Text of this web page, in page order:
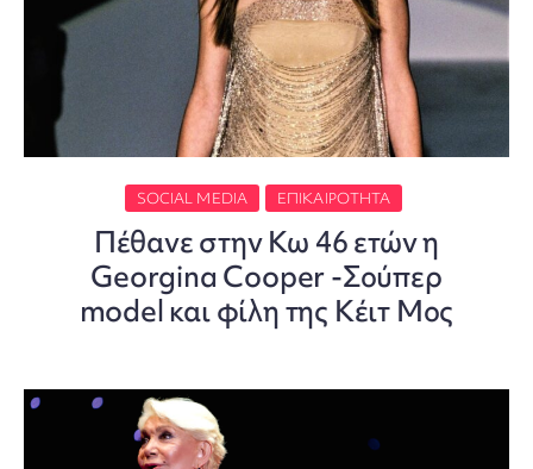
SOCIAL MEDIA ΕΠΙΚΑΙΡΌΤΗΤΑ
Πέθανε στην Κω 46 ετών η
Georgina Cooper -Σούπερ
model και φίλη της Κέιτ Μος